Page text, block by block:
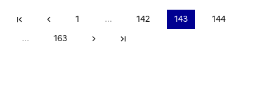
Première pagePage précédente
1 ... 142 143
144
...
163 Page suivante